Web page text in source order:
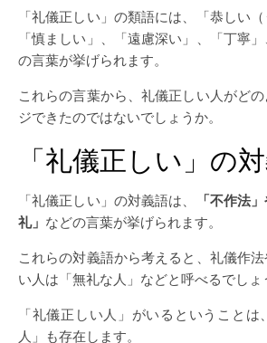
「礼儀正しい」の類語には、「恭しい（
「慎ましい」、「遠慮深い」、「丁寧
の言葉が挙げられます。
これらの言葉から、礼儀正しい人がど
ジできたのではないでしょうか。
「礼儀正しい」の
「礼儀正しい」の対義語は、
「不作法
礼」 などの言葉が挙げられます。
これらの対義語から考えると、礼儀作
い人は「無礼な人」などと呼べるでしょ
「礼儀正しい人」がいるということ
人」も存在します。